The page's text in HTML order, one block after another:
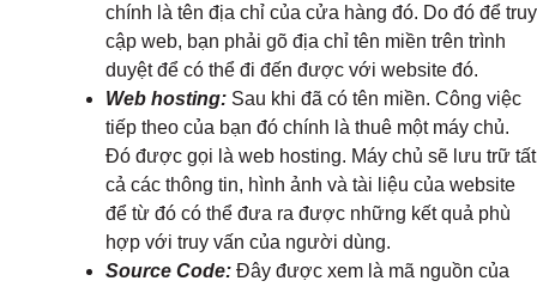
chính là tên địa chỉ của cửa hàng đó. Do đó để truy
cập web, bạn phải gõ địa chỉ tên miền trên trình
duyệt để có thể đi đến được với website đó.
Web hosting: Sau khi đã có tên miền. Công việc
tiếp theo của bạn đó chính là thuê một máy chủ.
Đó được gọi là web hosting. Máy chủ sẽ lưu trữ tất
cả các thông tin, hình ảnh và tài liệu của website
để từ đó có thể đưa ra được những kết quả phù
hợp với truy vấn của người dùng.
Source Code: Đây được xem là mã nguồn của